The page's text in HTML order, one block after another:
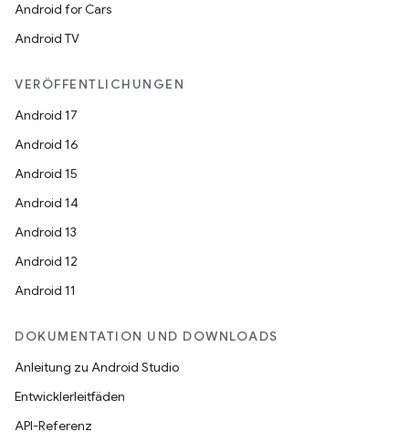
Android for Cars
Android TV
VERÖFFENTLICHUNGEN
Android 17
Android 16
Android 15
Android 14
Android 13
Android 12
Android 11
DOKUMENTATION UND DOWNLOADS
Anleitung zu Android Studio
Entwicklerleitfäden
API-Referenz